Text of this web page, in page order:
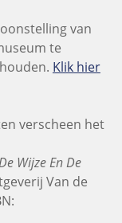
van
te
Klik hier
verscheen het
Wijze En De
Van de